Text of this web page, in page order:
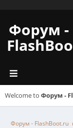
Форум -
Welcome to Форум -
Форум - FlashBoot.ru